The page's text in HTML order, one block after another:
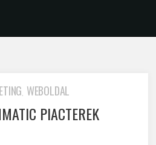
, WEBOLDAL
PIACTEREK